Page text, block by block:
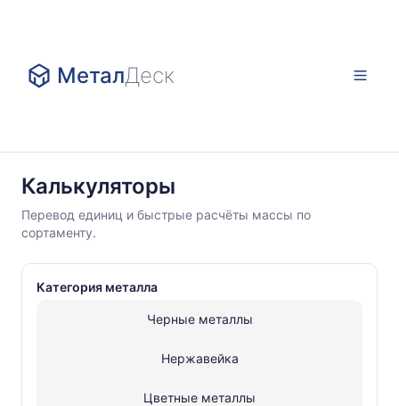
МеталДеск
Калькуляторы
Цветные
металлы
цветной
Калькуляторы
Перевод единиц и быстрые расчёты массы по
сортаменту.
Категория металла
Черные металлы
Нержавейка
Цветные металлы